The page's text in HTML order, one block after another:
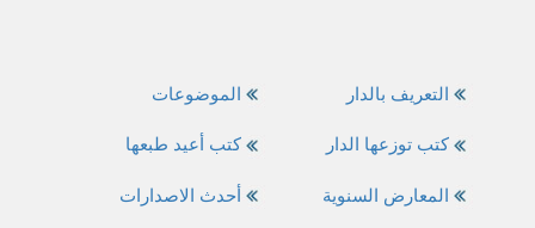
الموضوعات
كتب أعيد طبعها
أحدث الاصدارات
التعريف بالدار
كتب توزعها الدار
المعارض السنوية